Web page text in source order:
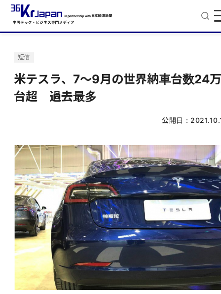
短信
米テスラ、7～9月の世界納車台数24万
台超 過去最多
公開日：